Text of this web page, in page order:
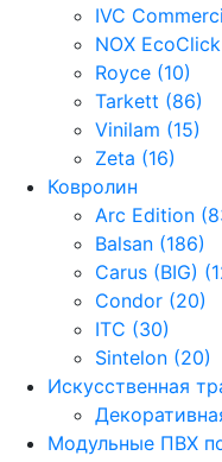
IVC
NOX
Royce (10)
Tarkett (86)
Vinilam (15)
Zeta (16)
Ковролин
Arc Edition
Balsan (186)
Carus (BIG)
Condor (20)
ITC (30)
Sintelon (20)
Искусственная
Модульные ПВХ